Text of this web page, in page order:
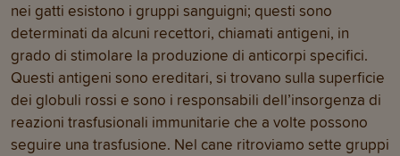
nei gatti esistono i gruppi sanguigni; questi sono
determinati da alcuni recettori, chiamati antigeni, in
grado di stimolare la produzione di anticorpi specifici.
Questi antigeni sono ereditari, si trovano sulla superficie
dei globuli rossi e sono i responsabili dell’insorgenza di
reazioni trasfusionali immunitarie che a volte possono
seguire una trasfusione. Nel cane ritroviamo sette gruppi